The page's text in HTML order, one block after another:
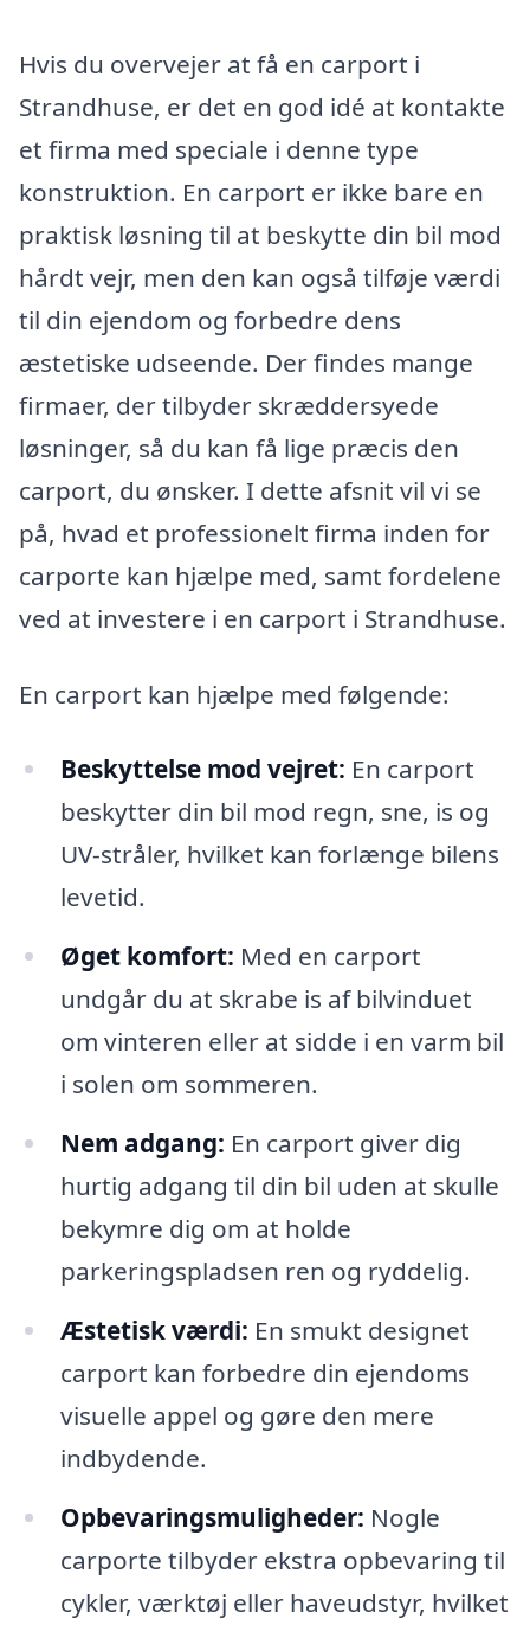
Hvis du overvejer at få en carport i
Strandhuse, er det en god idé at kontakte
et firma med speciale i denne type
konstruktion. En carport er ikke bare en
praktisk løsning til at beskytte din bil mod
hårdt vejr, men den kan også tilføje værdi
til din ejendom og forbedre dens
æstetiske udseende. Der findes mange
firmaer, der tilbyder skræddersyede
løsninger, så du kan få lige præcis den
carport, du ønsker. I dette afsnit vil vi se
på, hvad et professionelt firma inden for
carporte kan hjælpe med, samt fordelene
ved at investere i en carport i Strandhuse.
En carport kan hjælpe med følgende:
Beskyttelse mod vejret: En carport
beskytter din bil mod regn, sne, is og
UV-stråler, hvilket kan forlænge bilens
levetid.
Øget komfort: Med en carport
undgår du at skrabe is af bilvinduet
om vinteren eller at sidde i en varm bil
i solen om sommeren.
Nem adgang: En carport giver dig
hurtig adgang til din bil uden at skulle
bekymre dig om at holde
parkeringspladsen ren og ryddelig.
Æstetisk værdi: En smukt designet
carport kan forbedre din ejendoms
visuelle appel og gøre den mere
indbydende.
Opbevaringsmuligheder: Nogle
carporte tilbyder ekstra opbevaring til
cykler, værktøj eller haveudstyr, hvilket